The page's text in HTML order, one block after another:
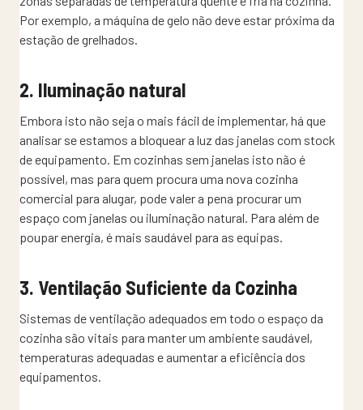
Por exemplo, a máquina de gelo não deve estar próxima da
estação de grelhados.
2. Iluminação natural
Embora isto não seja o mais fácil de implementar, há que
analisar se estamos a bloquear a luz das janelas com stock
de equipamento. Em cozinhas sem janelas isto não é
possível, mas para quem procura uma nova cozinha
comercial para alugar, pode valer a pena procurar um
espaço com janelas ou iluminação natural. Para além de
poupar energia, é mais saudável para as equipas.
3. Ventilação Suficiente da Cozinha
Sistemas de ventilação adequados em todo o espaço da
cozinha são vitais para manter um ambiente saudável,
temperaturas adequadas e aumentar a eficiência dos
equipamentos.